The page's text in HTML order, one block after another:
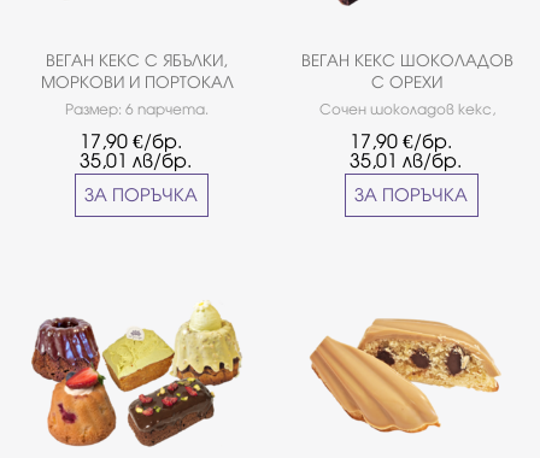
ВЕГАН КЕКС С ЯБЪЛКИ,
МОРКОВИ И ПОРТОКАЛ
Размер: 6 парчета.
17,90€/бр.
35,01лв/бр.
ЗА ПОРЪЧКА
ВЕГАН КЕКС ШОКОЛАДОВ
С ОРЕХИ
Сочен шоколадов кекс,
сладко, завършен с глазура
от тъмен шоколад и орехи.
17,90€/бр.
35,01лв/бр.
ЗА ПОРЪЧКА